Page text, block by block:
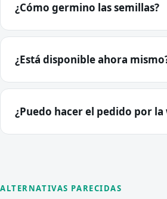
¿Cómo germino las semillas?
¿Está disponible ahora
¿Puedo hacer el pedido por la
ALTERNATIVAS PARECIDAS